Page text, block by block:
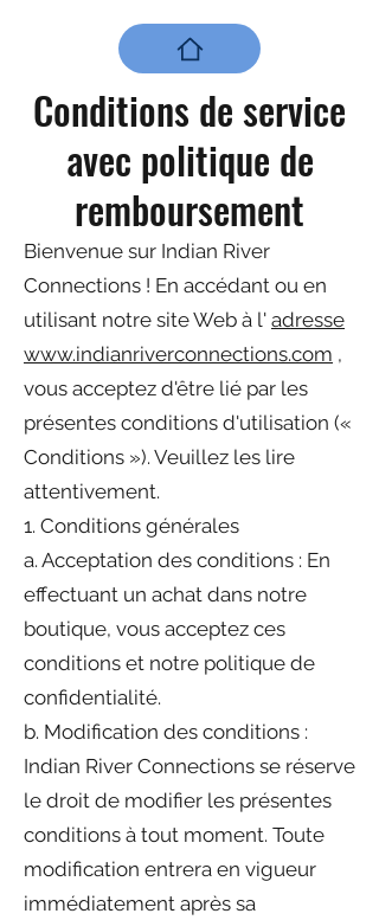
Conditions de service
avec politique de
remboursement
Bienvenue sur Indian River
Connections ! En accédant ou en
utilisant notre site Web à l' adresse
www.indianriverconnections.com ,
vous acceptez d'être lié par les
présentes conditions d'utilisation («
Conditions »). Veuillez les lire
attentivement.
1. Conditions générales
a. Acceptation des conditions : En
effectuant un achat dans notre
boutique, vous acceptez ces
conditions et notre politique de
confidentialité.
b. Modification des conditions :
Indian River Connections se réserve
le droit de modifier les présentes
conditions à tout moment. Toute
modification entrera en vigueur
immédiatement après sa